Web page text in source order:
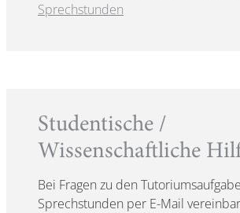
Sprechstunden
Studentische /
Wissenschaftliche
Bei Fragen zu den
Sprechstunden per E-Mail